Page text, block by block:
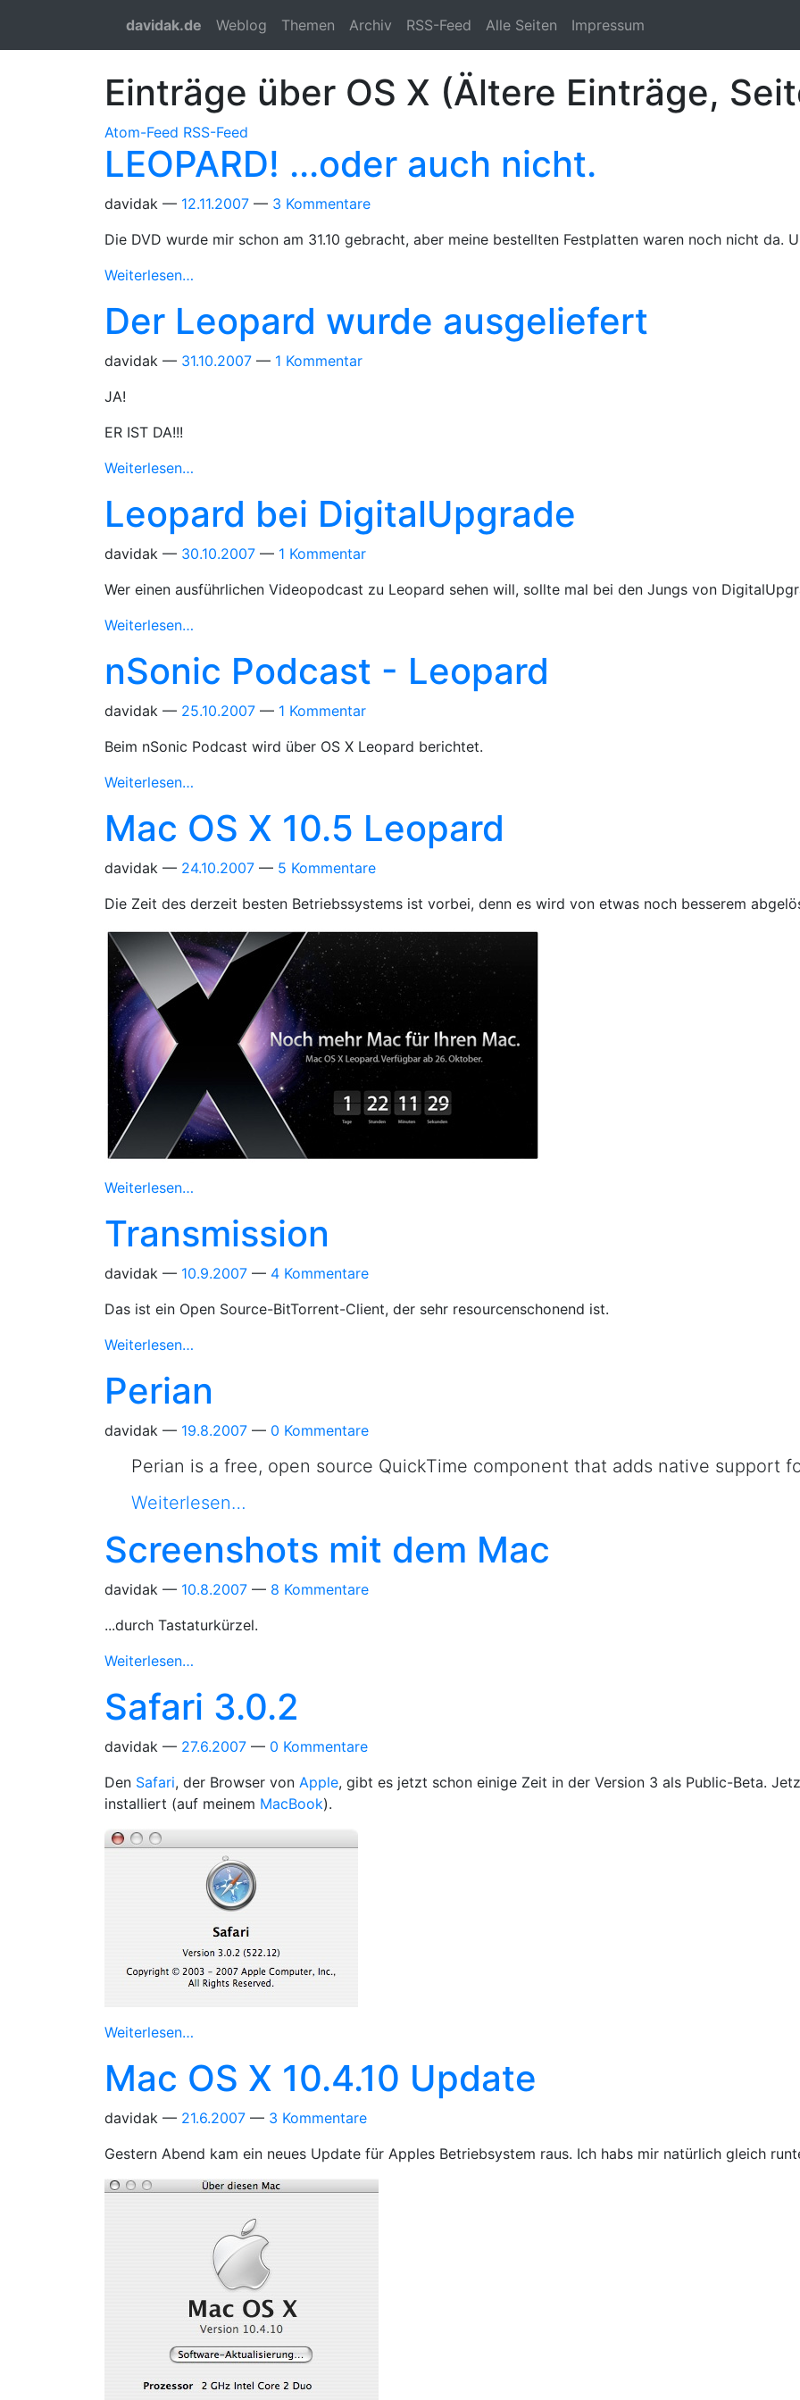
davidak.de
Weblog Themen Archiv RSS-Feed Alle Seiten Impressum
Einträge über OS X (Ältere Einträge,
Atom-Feed RSS-Feed
LEOPARD! ...oder auch nicht.
davidak 12.11.2007
3 Kommentare
Die DVD wurde mir schon am 31.10 gebracht, aber meine bestellten Festplatten waren noch nicht da.
Weiterlesen…
Der Leopard wurde ausgeliefert
davidak 31.10.2007
1 Kommentar
JA!
ER IST DA!!!
Weiterlesen…
Leopard bei DigitalUpgrade
davidak 30.10.2007
1 Kommentar
Wer einen ausführlichen Videopodcast zu Leopard sehen will, sollte mal bei den Jungs von
Weiterlesen…
nSonic Podcast - Leopard
davidak 25.10.2007
1 Kommentar
Beim nSonic Podcast wird über OS X Leopard berichtet.
Weiterlesen…
Mac OS X 10.5 Leopard
davidak 24.10.2007
5 Kommentare
Die Zeit des derzeit besten Betriebssystems ist vorbei, denn es wird von etwas noch besserem
Weiterlesen…
Transmission
davidak 10.9.2007
4 Kommentare
Das ist ein Open Source-BitTorrent-Client, der sehr resourcenschonend ist.
Weiterlesen…
Perian
davidak 19.8.2007 0 Kommentare
Perian is a free, open source QuickTime component that adds native support
Weiterlesen…
Screenshots mit dem Mac
davidak 10.8.2007
8 Kommentare
...durch Tastaturkürzel.
Weiterlesen…
Safari 3.0.2
davidak 27.6.2007
0 Kommentare
Den Safari, der Browser von Apple, gibt es jetzt schon einige Zeit in der Version 3 als Public-Beta.
installiert (auf meinem MacBook).
Weiterlesen…
Mac OS X 10.4.10 Update
davidak 21.6.2007
3 Kommentare
Gestern Abend kam ein neues Update für Apples Betriebsystem raus. Ich habs mir natürlich gleich